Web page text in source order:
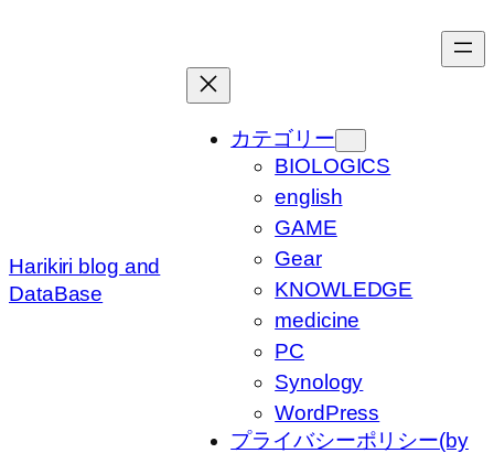
Harikiri blog and
DataBase
カテゴリー
BIOLOGICS
english
GAME
Gear
KNOWLEDGE
medicine
PC
Synology
WordPress
プライバシーポリシー(by